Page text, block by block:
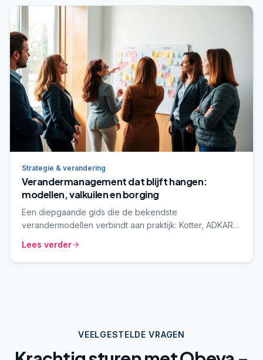
Strategie & verandering
Verandermanagement dat blijft hangen:
modellen, valkuilen en borging
Een diepgaande gids die de bekendste
verandermodellen verbindt aan praktijk: Kotter, ADKAR,
programmaleiders die verder willen dan de bekende
posters aan de muur.
Lees verder
VEELGESTELDE VRAGEN